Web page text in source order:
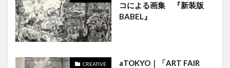
コによる画集 『新装版
BABEL』
CREATIVE
aTOKYO｜「ART FAIR